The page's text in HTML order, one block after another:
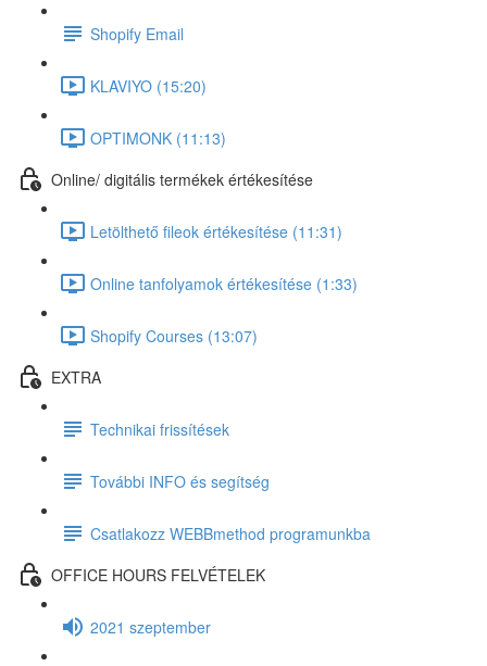
Shopify Email
KLAVIYO (15:20)
OPTIMONK (11:13)
Online/ digitális termékek értékesítése
Letölthető fileok értékesítése (11:31)
Online tanfolyamok értékesítése (1:33)
Shopify Courses (13:07)
EXTRA
Technikai frissítések
További INFO és segítség
Csatlakozz WEBBmethod programunkba
OFFICE HOURS FELVÉTELEK
2021 szeptember